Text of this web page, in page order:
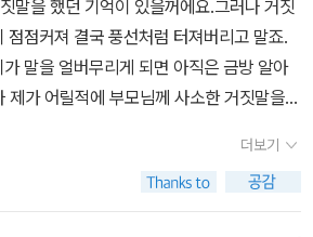
건데요..자신의 느낌을 솔직히 얘기하고, 이
니다..이게 바로 언행일치지요.. 지금까지
부터 잘못을 바로 잡으면 되는 거랍니다..
이를 바로잡으면 올바른 아이로 성장할수
는 마음으로 친구를 대하면그 친구는 진정
신의 마음과 같이 얘기하고, 또 그렇게 행동
말을 했던 기억이 있을꺼에요.그러나 거짓
점점커져 결국 풍선처럼 터져버리고 말죠.
말을 얼버무리게 되면 아직은 금방 알아
제가 어릴적에 부모님께 사소한 거짓말을
니다. 똘똘이는 영리한 양치기 소년이지만
을 대충 돌보다가 결국엔 양을 한마리 잃어
늦게가죠.부모님께서 똘똘이를 보시고 무슨
더보기